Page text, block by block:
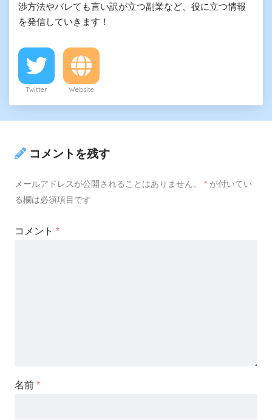
渉方法やバレても言い訳が立つ副業など、役に立つ情報
を発信していきます！
Twitter Website
コメントを残す
メールアドレスが公開されることはありません。 * が付いてい
る欄は必須項目です
コメント *
名前 *